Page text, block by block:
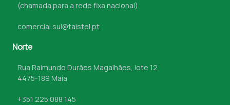
(chamada para a rede fixa nacional)
comercial.sul@taistel.pt
Norte
Rua Raimundo Durães Magalhães, lote 12
4475-189 Maia
+351 225 088 145